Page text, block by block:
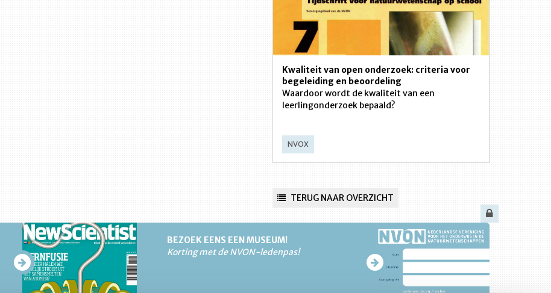
Kwaliteit van open onderzoek: criteria voor
begeleiding en beoordeling
Waardoor wordt de kwaliteit van een
leerlingonderzoek bepaald?
NVOX
TERUG NAAR OVERZICHT
BEZOEK EENS EEN MUSEUM!
Korting met de NVON-ledenpas!